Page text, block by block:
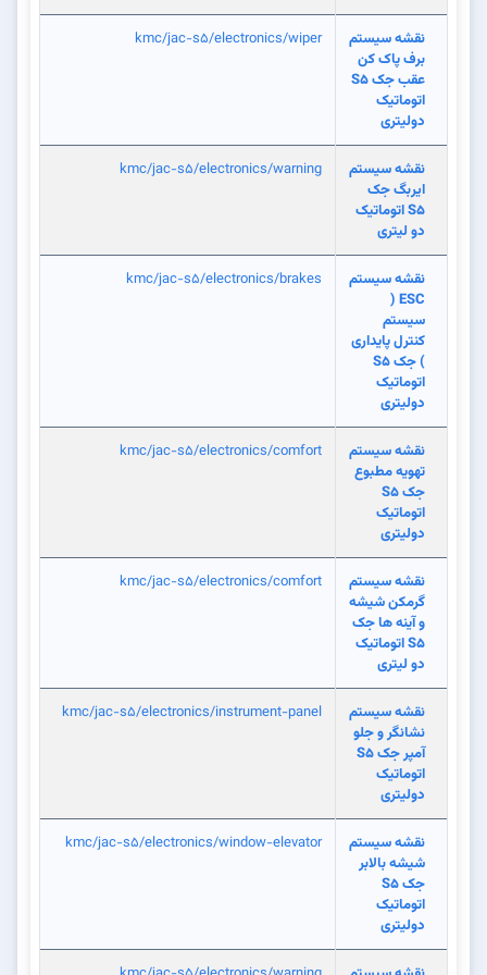
نقشه سیستم
برف پاک کن
عقب جک S5
اتوماتیک
دولیتری
kmc/jac-s5/electronics/wiper
نقشه سیستم
ایربگ جک
S5 اتوماتیک
دو لیتری
kmc/jac-s5/electronics/warning
نقشه سیستم
ESC (
سیستم
کنترل پایداری
) جک S5
اتوماتیک
دولیتری
kmc/jac-s5/electronics/brakes
نقشه سیستم
تهویه مطبوع
جک S5
اتوماتیک
دولیتری
kmc/jac-s5/electronics/comfort
نقشه سیستم
گرمکن شیشه
و آینه ها جک
S5 اتوماتیک
دو لیتری
kmc/jac-s5/electronics/comfort
نقشه سیستم
نشانگر و جلو
آمپر جک S5
اتوماتیک
دولیتری
kmc/jac-s5/electronics/instrument-panel
نقشه سیستم
شیشه بالابر
جک S5
اتوماتیک
دولیتری
kmc/jac-s5/electronics/window-elevator